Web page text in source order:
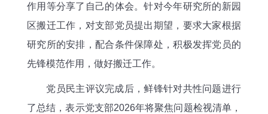
作用等分享了自己的体会。针对今年研究所的新园
区搬迁工作，对支部党员提出期望，要求大家根据
研究所的安排，配合条件保障处，积极发挥党员的
先锋模范作用，做好搬迁工作。
党员民主评议完成后，鲜锋针对共性问题进行
了总结，表示党支部2026年将聚焦问题检视清单，